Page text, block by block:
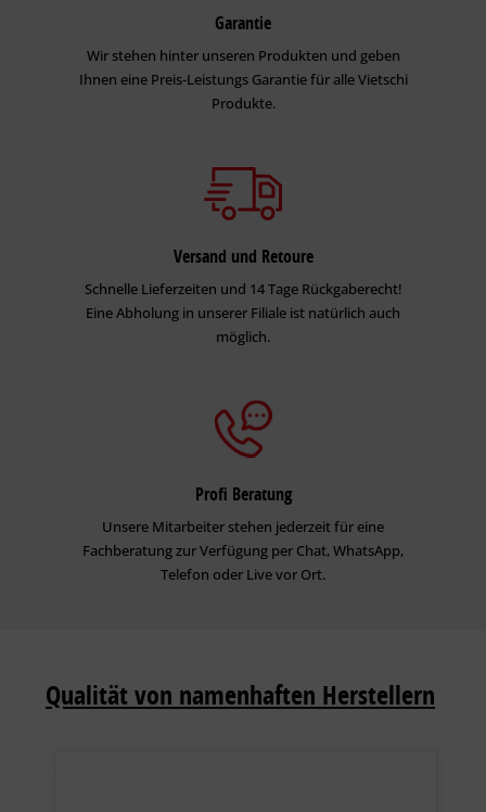
Garantie
Wir stehen hinter unseren Produkten und geben
Ihnen eine Preis-Leistungs Garantie für alle Vietschi
Produkte.
Versand und Retoure
Schnelle Lieferzeiten und 14 Tage Rückgaberecht!
Eine Abholung in unserer Filiale ist natürlich auch
möglich.
Profi Beratung
Unsere Mitarbeiter stehen jederzeit für eine
Fachberatung zur Verfügung per Chat, WhatsApp,
Telefon oder Live vor Ort.
Qualität von namenhaften Herstellern